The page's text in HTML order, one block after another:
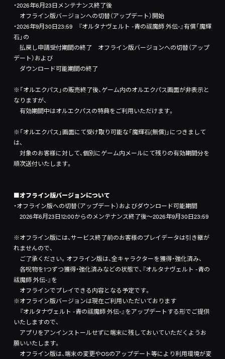
・2026年6月23日メンテナンス終了後
オフライン版バージョンへの切替（アップデート）開始
・2026年9月30日23:59 『オルタナヴェルト -青の祓魔師 外伝-』有償「魔輝
石」の
払戻し申請受付期間の終了 オフライン版バージョンへの切替（アップ
デート）および
ダウンロード可能期間の終了
※「オルエクパス」の販売終了後、ゲーム内のオルエクパス画面が非表示と
なりますが、
有効期間中はオルエクパスの特典をご利用いただけます。
※「オルエクパス」画面にて受け取り可能な「魔輝石(無償)」につきまして
は、
対象のお客様に対して、個別にゲーム内メールにて残りの有効期間分を
順次送付いたします。
■オフライン版バージョンについて
・オフライン版への切替（アップデート）およびダウンロード可能期間
2026年6月23日12:00からのメンテナンス終了後～2026年9月30日23:59
※オフライン版には、サービス終了前のお客様のプレイデータは引き継が
れませんので、
ご了承ください。オフライン版は、全キャラクターを獲得・強化済み、
各呪物を1つずつ獲得・強化済みなどの状態で、『オルタナヴェルト -青の
祓魔師 外伝-』を
オフラインでプレイできる内容となる予定です。
※オフライン版バージョンは現在ご利用いただいております
『オルタナヴェルト -青の祓魔師 外伝-』をアップデートする形でご提供
いたしますので、
アプリをアンインストールせずに端末に残しておいていただくようお
願いいたします。
オフライン版は、端末の変更やOSのアップデート等により利用環境が変